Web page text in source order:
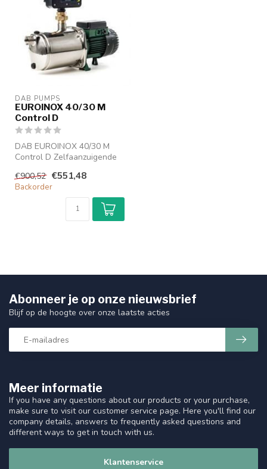
DAB PUMPS
EUROINOX 40/30 M
Control D
DAB EUROINOX 40/30 M
Control D Zelfaanzuigende
Zel...
€900,52 €551,48
Backorder
Meer informatie
If you have any questions about our products or your purchase,
make sure to visit our customer service page. Here you'll find our
company details, answers to frequently asked questions and
different ways to get in touch with us.
Klantenservice
Abonneer je op onze nieuwsbrief
Blijf op de hoogte over onze laatste acties